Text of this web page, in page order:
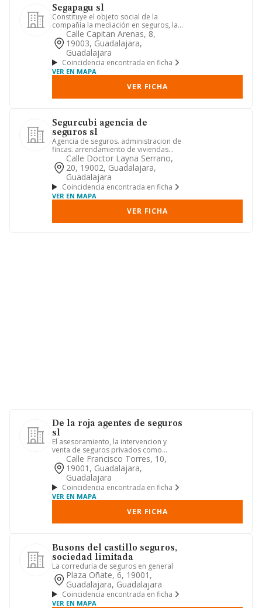
Segapagu sl
Constituye el objeto social de la
compañía la mediación en seguros, la
administración y gestión de ...
Calle Capitan Arenas, 8,
19003, Guadalajara,
Guadalajara
Coincidencia encontrada en ficha
VER EN MAPA
VER FICHA
Segurcubi agencia de
seguros sl
Agencia de seguros. administracion de
fincas. arrendamiento de viviendas
situadas en territorio esp...
Calle Doctor Layna Serrano,
20, 19002, Guadalajara,
Guadalajara
Coincidencia encontrada en ficha
VER EN MAPA
VER FICHA
De la roja agentes de seguros
sl
El asesoramiento, la intervencion y
venta de seguros privados como
sociedad de agencia
Calle Francisco Torres, 10,
19001, Guadalajara,
Guadalajara
Coincidencia encontrada en ficha
VER EN MAPA
VER FICHA
Busons del castillo seguros,
sociedad limitada
La correduria de seguros en general
Plaza Oñate, 6, 19001,
Guadalajara, Guadalajara
Coincidencia encontrada en ficha
VER EN MAPA